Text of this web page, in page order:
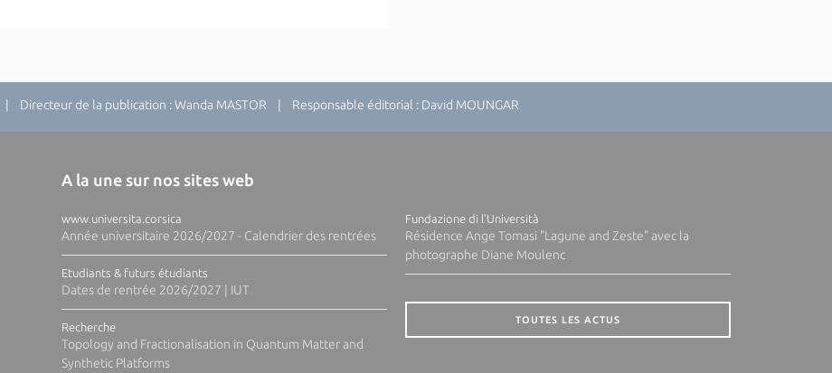
| Directeur de la publication : Wanda MASTOR | Responsable éditorial : David MOUNGAR
A la une sur nos sites web
www.universita.corsica
Année universitaire 2026/2027 - Calendrier des rentrées
Etudiants & futurs étudiants
Dates de rentrée 2026/2027 | IUT
Recherche
Topology and Fractionalisation in Quantum Matter and
Synthetic Platforms
Fundazione di l'Università
Résidence Ange Tomasi "Lagune and Zeste" avec la
photographe Diane Moulenc
TOUTES LES ACTUS